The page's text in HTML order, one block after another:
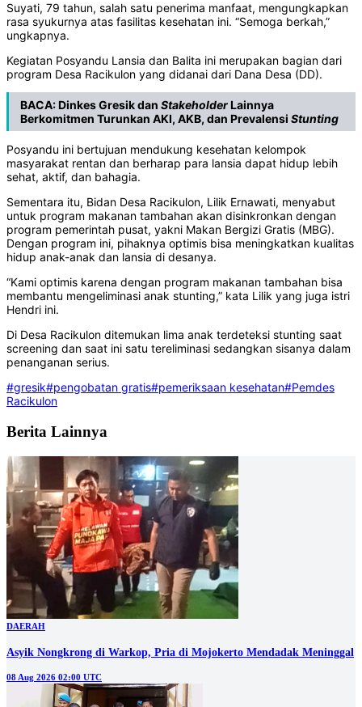
Suyati, 79 tahun, salah satu penerima manfaat, mengungkapkan
rasa syukurnya atas fasilitas kesehatan ini. “Semoga berkah,”
ungkapnya.
Kegiatan Posyandu Lansia dan Balita ini merupakan bagian dari
program Desa Racikulon yang didanai dari Dana Desa (DD).
BACA:Dinkes Gresik dan StakeholderLainnya
Berkomitmen Turunkan AKI, AKB, dan Prevalensi Stunting
Posyandu ini bertujuan mendukung kesehatan kelompok
masyarakat rentan dan berharap para lansia dapat hidup lebih
sehat, aktif, dan bahagia.
Sementara itu, Bidan Desa Racikulon, Lilik Ernawati, menyabut
untuk program makanan tambahan akan disinkronkan dengan
program pemerintah pusat, yakni Makan Bergizi Gratis (MBG).
Dengan program ini, pihaknya optimis bisa meningkatkan kualitas
hidup anak-anak dan lansia di desanya.
“Kami optimis karena dengan program makanan tambahan bisa
membantu mengeliminasi anak stunting,” kata Lilik yang juga istri
Hendri ini.
Di Desa Racikulon ditemukan lima anak terdeteksi stunting saat
screening dan saat ini satu tereliminasi sedangkan sisanya dalam
penanganan serius.
#gresik#pengobatan gratis#pemeriksaan kesehatan#Pemdes
Racikulon
Berita Lainnya
DAERAH
Asyik Nongkrong di Warkop, Pria di Mojokerto Mendadak Meninggal
08 Aug 2026 02:00 UTC